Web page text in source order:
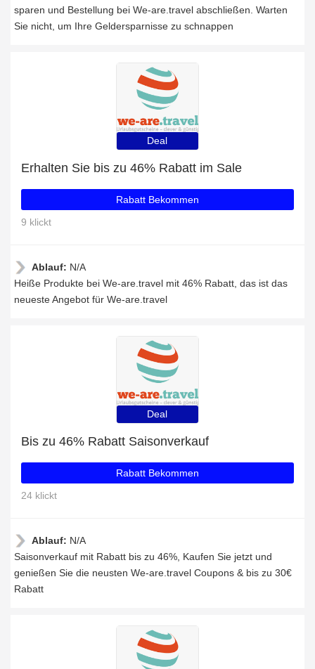
sparen und Bestellung bei We-are.travel abschließen. Warten
Sie nicht, um Ihre Geldersparnisse zu schnappen
Deal
Erhalten Sie bis zu 46% Rabatt im Sale
Rabatt Bekommen
9 klickt
Ablauf: N/A
Heiße Produkte bei We-are.travel mit 46% Rabatt, das ist das
neueste Angebot für We-are.travel
Deal
Bis zu 46% Rabatt Saisonverkauf
Rabatt Bekommen
24 klickt
Ablauf: N/A
Saisonverkauf mit Rabatt bis zu 46%, Kaufen Sie jetzt und
genießen Sie die neusten We-are.travel Coupons & bis zu 30€
Rabatt